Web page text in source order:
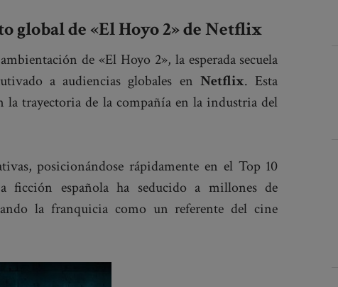
global de «El Hoyo 2» de Netflix
de «El Hoyo 2», la esperada secuela
a audiencias globales enNetflix. Esta
trayectoria de la compañía en la industria del
posicionándose rápidamente en el Top 10
ficción española ha seducido a millones de
la franquicia como un referente del cine